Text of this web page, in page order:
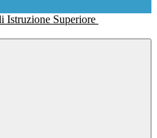
Istruzione Superiore